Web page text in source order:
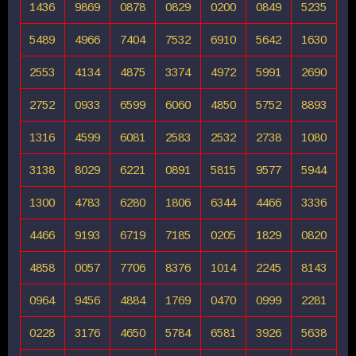
1436 9869 0878 0829 0200 0849 5235
5489 4966 7404 7532 6910 5642 1630
2553 4134 4875 3374 4972 5991 2690
2752 0933 6599 6060 4850 5752 8893
1316 4599 6081 2583 2532 2738 1080
3138 8029 6221 0891 5815 9577 5944
1300 4783 6280 1806 6344 4466 3336
4466 9193 6719 7185 0205 1829 0820
4858 0057 7706 8376 1014 2245 8143
0964 9456 4884 1769 0470 0999 2281
0228 3176 4650 5784 6581 3926 5638